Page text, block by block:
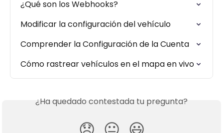
¿Qué son los Webhooks?
Modificar la configuración del vehículo
Comprender la Configuración de la Cuenta
Cómo rastrear vehículos en el mapa en vivo
¿Ha quedado contestada tu pregunta?